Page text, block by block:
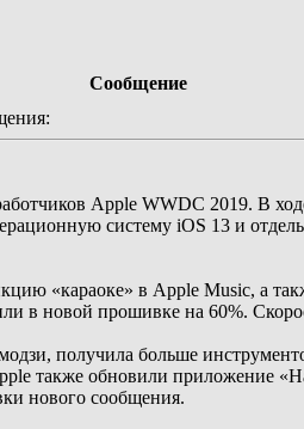
Сообщение
:
Apple WWDC 2019. В
систему iOS 13 и
«караоке» в Apple Music, а
в новой прошивке на 60%.
получила больше
также обновили приложение
нового сообщения.